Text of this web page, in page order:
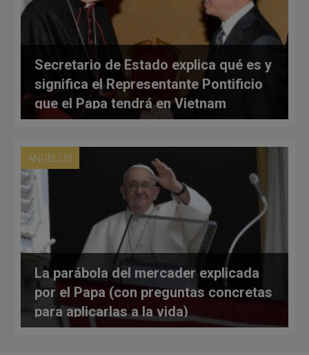
Secretario de Estado explica qué es y
significa el Representante Pontificio
que el Papa tendrá en Vietnam
ANGELUS
La parábola del mercader explicada
por el Papa (con preguntas concretas
para aplicarlas a la vida)